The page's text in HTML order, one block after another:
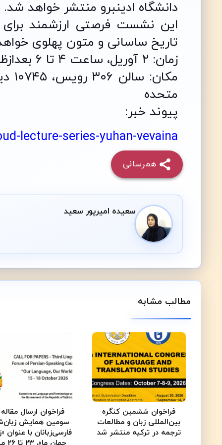
دانشگاه ادینبرو منتشر خواهد شد.
این نشست فرصتی ارزشمند برای
تاریخ ساسانی و متون پهلوی
زمان: ۲ آوریل، ساعت ۴ تا ۶ بعدازظهر
متحده
پیوند خبر:
lecture-series-yuhan-vevaina/
همرسانی
سعیده امیرپور سعید
مطالب مشابه
فراخوان ششمین کنگره
بین‌المللی زبان و مطالعات
ترجمه در ترکیه منتشر شد
فراخوان ارسال
سومین همایش
فارسی‌زبانان با عنوان